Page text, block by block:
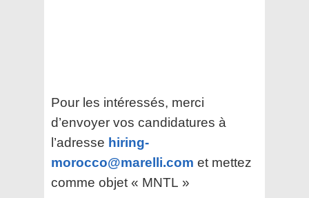
Pour les intéressés, merci
d’envoyer vos candidatures à
l’adresse hiring-
morocco@marelli.com et mettez
comme objet « MNTL »